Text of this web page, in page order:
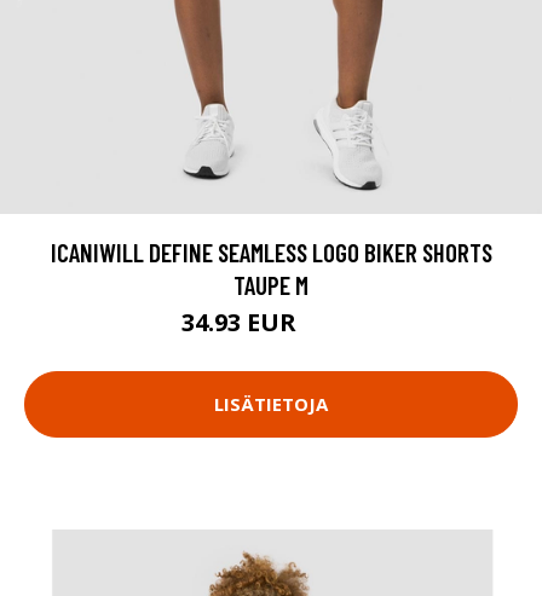
ICANIWILL DEFINE SEAMLESS LOGO BIKER SHORTS
TAUPE M
34.93 EUR
LISÄTIETOJA